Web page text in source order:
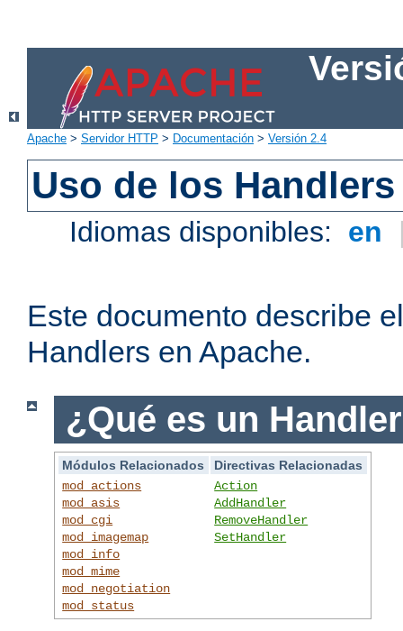
Apache > Servidor HTTP > Documentación > Versión 2.4
Uso de los
Idiomas disponibles: en
Este documento describe
Handlers en Apache.
¿Qué es un
Módulos Relacionados
Directivas Relacionadas
mod_actions
mod_asis
mod_cgi
mod_imagemap
mod_info
mod_mime
mod_negotiation
mod_status
Action
AddHandler
RemoveHandler
SetHandler